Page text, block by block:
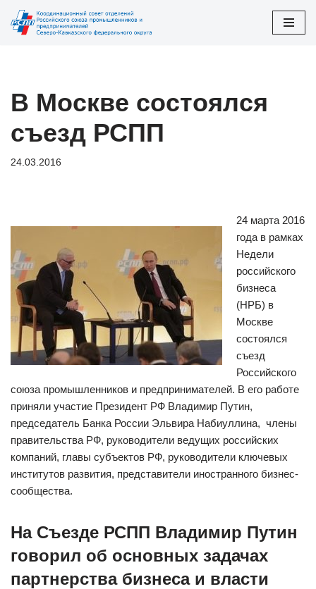
Перейти
В Москве состоялся
съезд РСПП
24.03.2016
24 марта 2016
года в рамках
Недели
российского
бизнеса
(НРБ) в
Москве
состоялся
съезд
Российского
союза промышленников и предпринимателей. В его работе
приняли участие Президент РФ Владимир Путин,
председатель Банка России Эльвира Набиуллина, члены
правительства РФ, руководители ведущих российских
компаний, главы субъектов РФ, руководители ключевых
институтов развития, представители иностранного бизнес-
сообщества.
На Cъезде РСПП Владимир Путин
говорил об основных задачах
партнерства бизнеса и власти